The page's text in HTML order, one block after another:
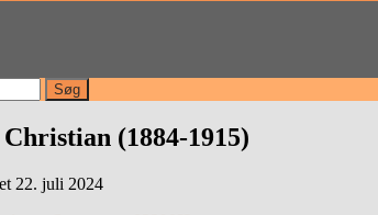
Christian (1884-1915)
22. juli 2024